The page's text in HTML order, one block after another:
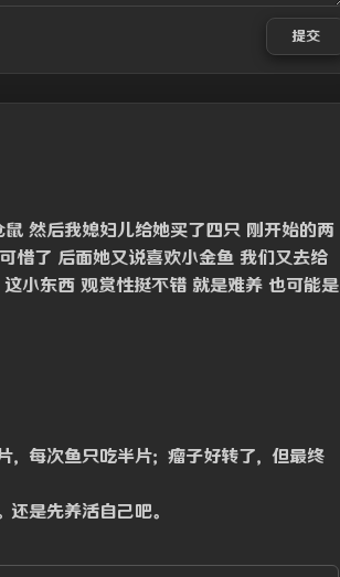
提交
然后我媳妇儿给她买了四只 刚开始的两
惜了 后面她又说喜欢小金鱼 我们又去给
小东西 观赏性挺不错 就是难养 也可能是
每次鱼只吃半片；瘤子好转了，但最终
是先养活自己吧。